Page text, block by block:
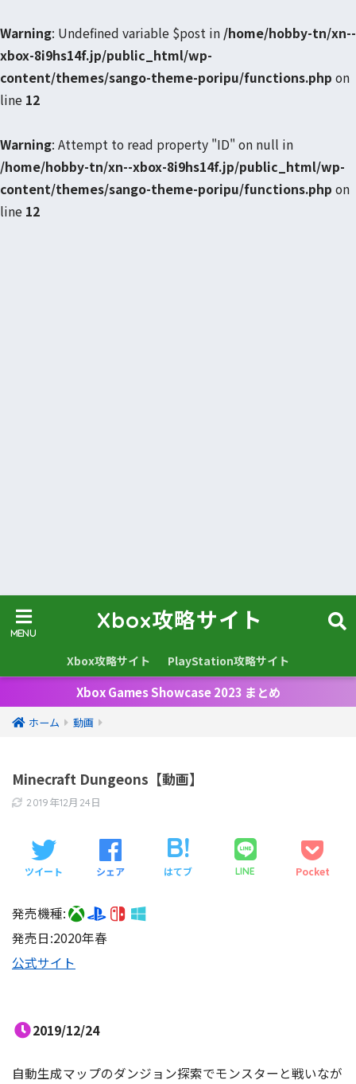
Warning: Undefined variable $post in /home/hobby-tn/xn--
xbox-8i9hs14f.jp/public_html/wp-
content/themes/sango-theme-poripu/functions.php on
line 12
Warning: Attempt to read property "ID" on null in
/home/hobby-tn/xn--xbox-8i9hs14f.jp/public_html/wp-
content/themes/sango-theme-poripu/functions.php on
line 12
Xbox攻略サイト
Xbox攻略サイト PlayStation攻略サイト
Xbox Games Showcase 2023 まとめ
ホーム 動画
Minecraft Dungeons【動画】
2019年12月24日
ツイート シェア はてブ LINE Pocket
発売機種:
発売日:2020年春
公式サイト
2019/12/24
自動生成マップのダンジョン探索でモンスターと戦いなが